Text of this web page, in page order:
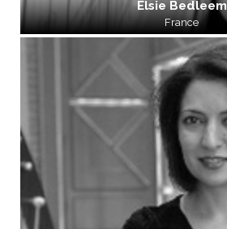
Elsie Bedleem
France